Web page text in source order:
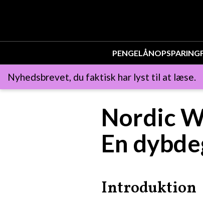
PENGELÅNOPSPARING
Nyhedsbrevet, du faktisk har lyst til at læse.
Nordic
En
Introduktion